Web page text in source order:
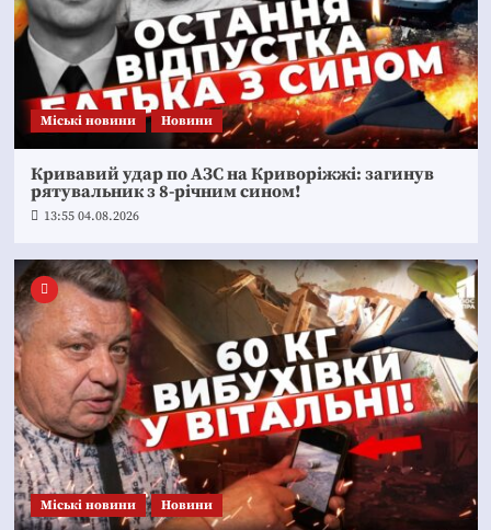
Mіські новини Новини
Кривавий удар по АЗС на Криворіжжі: загинув
рятувальник з 8-річним сином!
13:55 04.08.2026
Mіські новини Новини